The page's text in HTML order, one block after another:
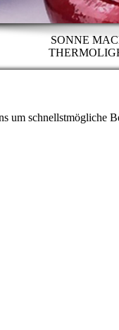
SONNE
um schnellstmögliche